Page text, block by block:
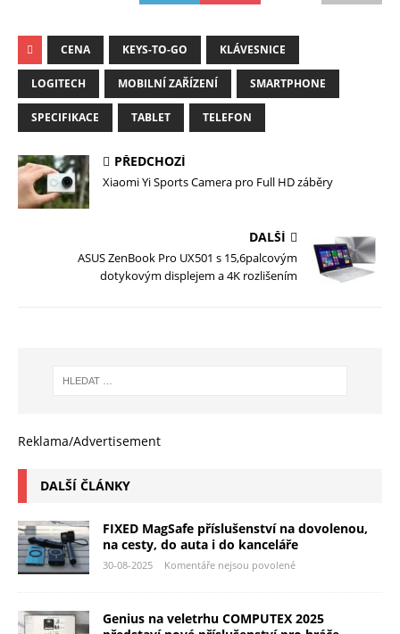
CENA KEYS-TO-GO KLÁVESNICE
LOGITECH MOBILNÍ ZAŘÍZENÍ SMARTPHONE
SPECIFIKACE TABLET TELEFON
PŘEDCHOZÍ
Xiaomi Yi Sports Camera pro Full HD záběry
DALŠÍ
ASUS ZenBook Pro UX501 s 15,6palcovým
dotykovým displejem a 4K rozlišením
Reklama/Advertisement
DALŠÍ ČLÁNKY
FIXED MagSafe příslušenství na dovolenou,
na cesty, do auta i do kanceláře
30-08-2025 Komentáře nejsou povolené
Genius na veletrhu COMPUTEX 2025